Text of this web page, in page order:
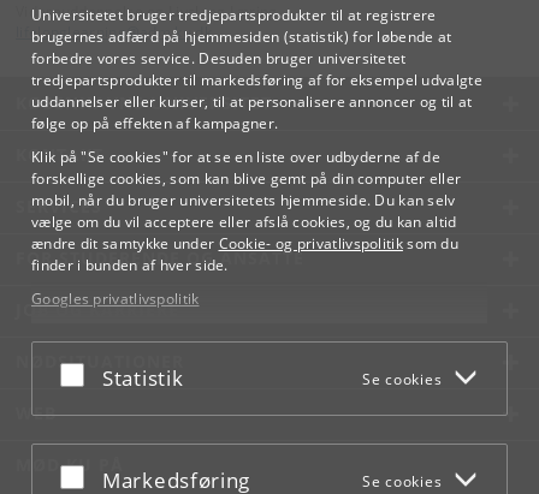
Universitetet bruger tredjepartsprodukter til at registrere
brugernes adfærd på hjemmesiden (statistik) for løbende at
forbedre vores service. Desuden bruger universitetet
tredjepartsprodukter til markedsføring af for eksempel udvalgte
uddannelser eller kurser, til at personalisere annoncer og til at
følge op på effekten af kampagner.
Klik på "Se cookies" for at se en liste over udbyderne af de
forskellige cookies, som kan blive gemt på din computer eller
mobil, når du bruger universitetets hjemmeside. Du kan selv
vælge om du vil acceptere eller afslå cookies, og du kan altid
ændre dit samtykke under Cookie- og privatlivspolitiksom du
finder i bunden af hver side.
Googles privatlivspolitik
Acceptér eller afslå
Statistik Se cookies
Acceptér eller afslå
Markedsføring Se cookies
Videreuddannelse og Livslang Læring
lifelonglearning@adm.ku.dk
KØBENHAVNS UNIVERSITET
KONTAKT
SERVICES
FOR STUDERENDE OG ANSATTE
JOB OG KARRIERE
NØDSITUATIONER
WEB
MØD KU PÅ